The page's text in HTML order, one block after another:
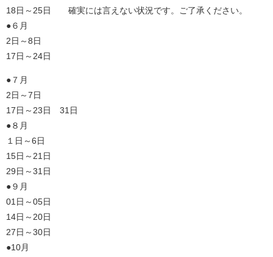
18日～25日 確実には言えない状況です。ご了承ください。
●６月
2日～8日
17日～24日
●７月
2日～7日
17日～23日 31日
●８月
１日～6日
15日～21日
29日～31日
●９月
01日～05日
14日～20日
27日～30日
●10月